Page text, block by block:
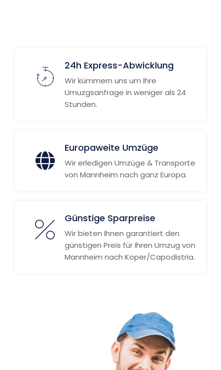
24h Express-Abwicklung
Wir kümmern uns um Ihre
Umuzgsanfrage in weniger als 24
Stunden.
Europaweite Umzüge
Wir erledigen Umzüge & Transporte
von Mannheim nach ganz Europa.
Günstige Sparpreise
Wir bieten Ihnen garantiert den
günstigen Preis für Ihren Umzug von
Mannheim nach Koper/Capodistria.